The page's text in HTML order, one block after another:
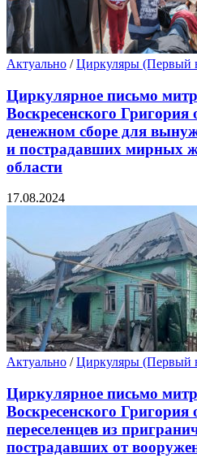
Актуально /Циркуляры (Первый
Циркулярное письмо
Воскресенского
денежном сборе для
и пострадавших мирных
области
17.08.2024
Актуально /Циркуляры (Первый
Циркулярное письмо
Воскресенского
переселенцев из
пострадавших от